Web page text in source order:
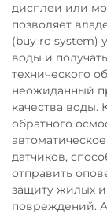
дисплеи или
позволяет
(buy ro system)
воды и
технического
неожиданный
качества воды.
обратного
датчиков,
отправить
защиту жилых
повреждений.